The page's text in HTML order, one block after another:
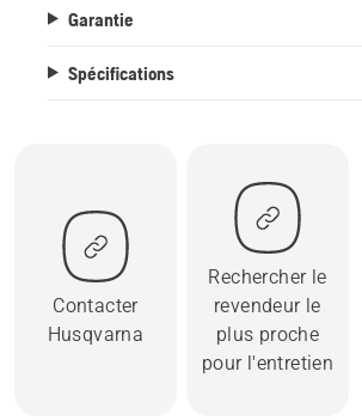
Garantie
Spécifications
Contacter
Husqvarna
Rechercher le
revendeur le
plus proche
pour l'entretien